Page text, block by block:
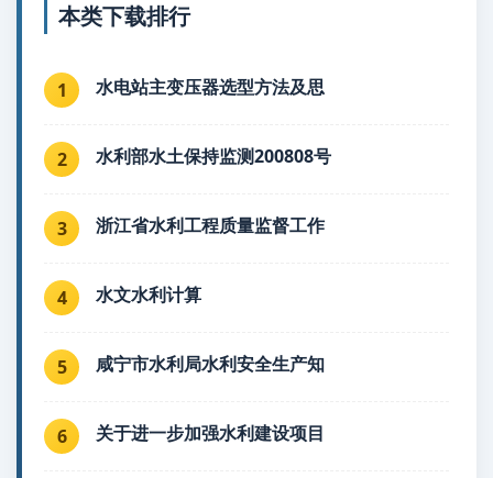
本类下载排行
1 水电站主变压器选型方法及思
2 水利部水土保持监测200808号
3 浙江省水利工程质量监督工作
4 水文水利计算
5 咸宁市水利局水利安全生产知
6 关于进一步加强水利建设项目